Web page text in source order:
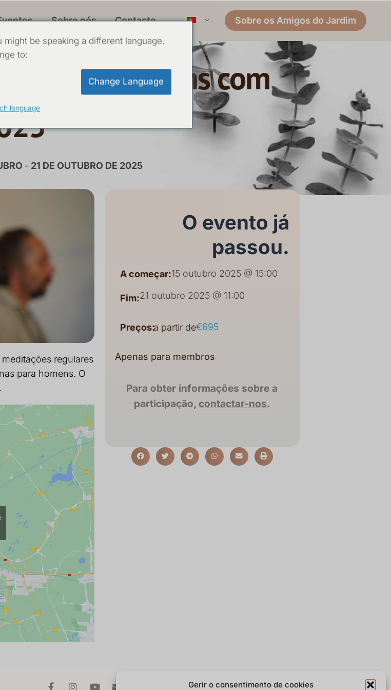
Gerir o consentimento de cookies
Sobre nós Contacto Sobre os Amigos do Jardim
para homens com
- 21 DE OUTUBRO DE 2025
regulares
para homens. O
.
O evento já
passou.
A começar:15 outubro 2025 @ 15:00
Fim:21 outubro 2025 @ 11:00
Preços:a partir de€695
Apenas para membros
Para obter informações sobre a
participação, contactar-nos.
be speaking a different language.
to:
Change Language
language